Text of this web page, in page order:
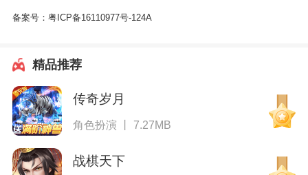
备案号： 粤ICP备16110977号-124A
精品推荐
传奇岁月
角色扮演 丨 7.27MB
战棋天下